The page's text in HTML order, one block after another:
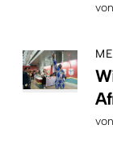
von
von